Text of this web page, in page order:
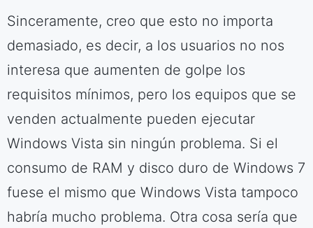
Sinceramente, creo que esto no importa
demasiado, es decir, a los usuarios no nos
interesa que aumenten de golpe los
requisitos mínimos, pero los equipos que se
venden actualmente pueden ejecutar
Windows Vista sin ningún problema. Si el
consumo de RAM y disco duro de Windows 7
fuese el mismo que Windows Vista tampoco
habría mucho problema. Otra cosa sería que